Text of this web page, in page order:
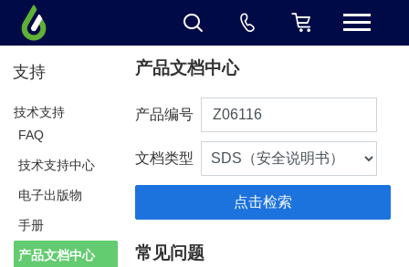
支持
技术支持
FAQ
技术支持中心
电子出版物
手册
产品文档中心
产品文档中心
产品编号
文档类型
常见问题